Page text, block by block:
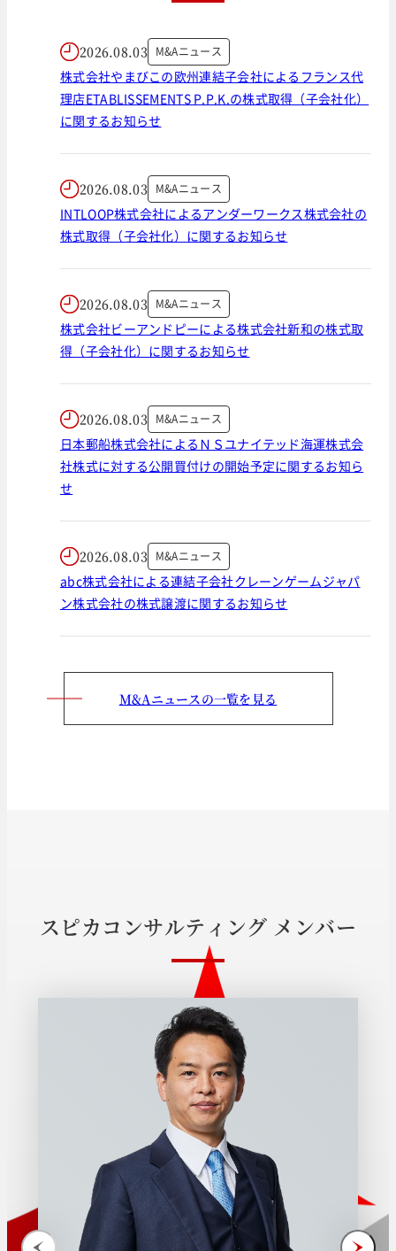
2026.08.03 M&Aニュース
株式会社やまびこの欧州連結子会社によるフランス代
理店ETABLISSEMENTS P.P.K.の株式取得（子会社化）
に関するお知らせ
2026.08.03 M&Aニュース
INTLOOP株式会社によるアンダーワークス株式会社の
株式取得（子会社化）に関するお知らせ
2026.08.03 M&Aニュース
株式会社ビーアンドピーによる株式会社新和の株式取
得（子会社化）に関するお知らせ
2026.08.03 M&Aニュース
日本郵船株式会社によるＮＳユナイテッド海運株式会
社株式に対する公開買付けの開始予定に関するお知ら
せ
2026.08.03 M&Aニュース
abc株式会社による連結子会社クレーンゲームジャパ
ン株式会社の株式譲渡に関するお知らせ
M&Aニュースの一覧を見る
スピカコ ンサルテ ィ ング メ ンバー